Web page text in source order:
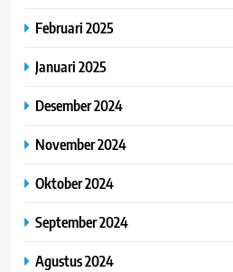
Februari 2025
Januari 2025
Desember 2024
November 2024
Oktober 2024
September 2024
Agustus 2024